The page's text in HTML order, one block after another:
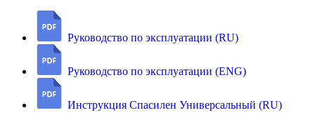
Руководство по эксплуатации (RU)
Руководство по эксплуатации (ENG)
Инструкция Спасилен Универсальный (RU)